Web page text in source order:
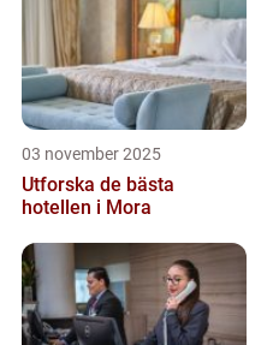
03 november 2025
Utforska de bästa
hotellen i Mora